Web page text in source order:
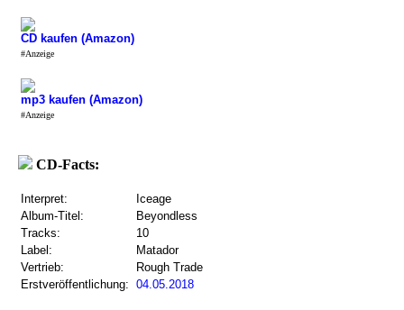
CD kaufen (Amazon)
#Anzeige
mp3 kaufen (Amazon)
#Anzeige
CD-Facts:
Interpret:
Iceage
Album-Titel:
Beyondless
Tracks:
10
Label:
Matador
Vertrieb:
Rough Trade
Erstveröffentlichung: 04.05.2018